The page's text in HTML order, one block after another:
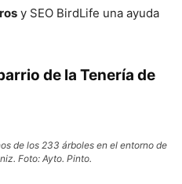
y SEO BirdLife una ayuda
de la Tenería de
de los 233 árboles en el entorno de
Foto: Ayto. Pinto.